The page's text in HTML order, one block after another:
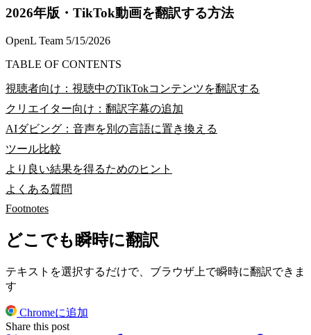
2026年版・TikTok動画を翻訳する方法
OpenL Team 5/15/2026
TABLE OF CONTENTS
視聴者向け：視聴中のTikTokコンテンツを翻訳する
クリエイター向け：翻訳字幕の追加
AIダビング：音声を別の言語に置き換える
ツール比較
より良い結果を得るためのヒント
よくある質問
Footnotes
どこでも瞬時に翻訳
テキストを選択するだけで、ブラウザ上で瞬時に翻訳できま
す
Chromeに追加
Share this post